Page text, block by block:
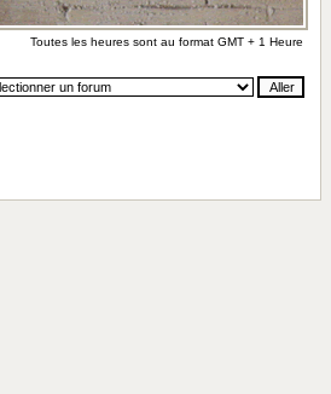
Toutes les heures sont au format GMT + 1 Heure